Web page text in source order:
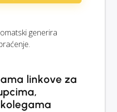
generira
linkove za